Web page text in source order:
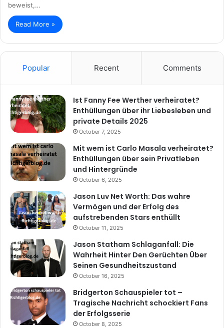
beweist,…
Read More »
Popular Recent Comments
Ist Fanny Fee Werther verheiratet?
Enthüllungen über ihr Liebesleben und
private Details 2025
October 7, 2025
Mit wem ist Carlo Masala verheiratet?
Enthüllungen über sein Privatleben
und Hintergründe
October 6, 2025
Jason Luv Net Worth: Das wahre
Vermögen und der Erfolg des
aufstrebenden Stars enthüllt
October 11, 2025
Jason Statham Schlaganfall: Die
Wahrheit Hinter Den Gerüchten Über
Seinen Gesundheitszustand
October 16, 2025
Bridgerton Schauspieler tot –
Tragische Nachricht schockiert Fans
der Erfolgsserie
October 8, 2025